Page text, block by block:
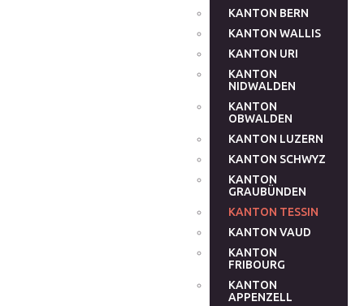
KANTON BERN
KANTON WALLIS
KANTON URI
KANTON
NIDWALDEN
KANTON
OBWALDEN
KANTON LUZERN
KANTON SCHWYZ
KANTON
GRAUBÜNDEN
KANTON TESSIN
KANTON VAUD
KANTON
FRIBOURG
KANTON
APPENZELL